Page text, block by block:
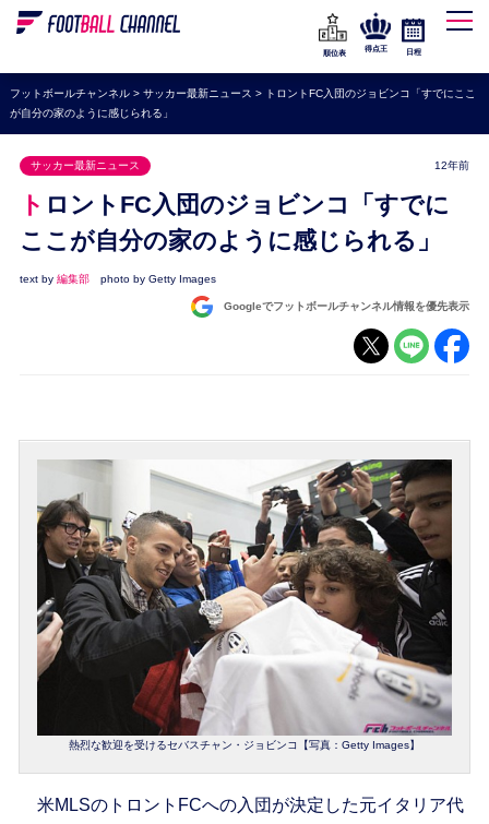
WEリーグ
海外サッカー
プレミアリーグ
ラ・リーガ
セリエA
ブンデスリーガ
UEFA
ナショナルチーム
順位表
得点王 日程
フットボールチャンネル> サッカー最新ニュース > トロントFC入団のジョビンコ「すでにここ
が自分の家のように感じられる」
サッカー最新ニュース 12年前
トロントFC入団のジョビンコ「すでに
ここが自分の家のように感じられる」
text by 編集部 photo by Getty Images
Googleでフットボールチャンネル情報を優先表示
熱烈な歓迎を受けるセバスチャン・ジョビンコ【写真：Getty Images】
米MLSのトロントFCへの入団が決定した元イタリア代